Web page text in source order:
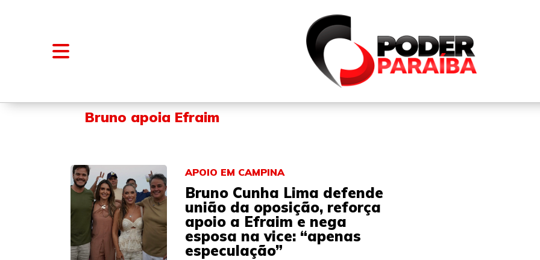
FALE CONOSCO
Bruno apoia Efraim
APOIO EM CAMPINA
Bruno Cunha Lima defende
união da oposição, reforça
apoio a Efraim e nega
esposa na vice: “apenas
especulação”